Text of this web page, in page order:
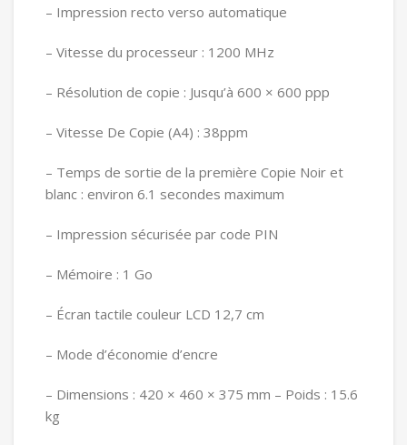
– Impression recto verso automatique
– Vitesse du processeur : 1200 MHz
– Résolution de copie : Jusqu’à 600 × 600 ppp
– Vitesse De Copie (A4) : 38ppm
– Temps de sortie de la première Copie Noir et
blanc : environ 6.1 secondes maximum
– Impression sécurisée par code PIN
– Mémoire : 1 Go
– Écran tactile couleur LCD 12,7 cm
– Mode d’économie d’encre
– Dimensions : 420 × 460 × 375 mm – Poids : 15.6
kg